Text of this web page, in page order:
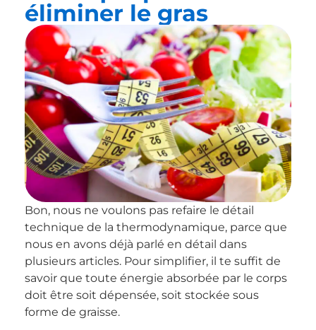
éliminer le gras
Bon, nous ne voulons pas refaire le détail
technique de la thermodynamique, parce que
nous en avons déjà parlé en détail dans
plusieurs articles. Pour simplifier, il te suffit de
savoir que toute énergie absorbée par le corps
doit être soit dépensée, soit stockée sous
forme de graisse.